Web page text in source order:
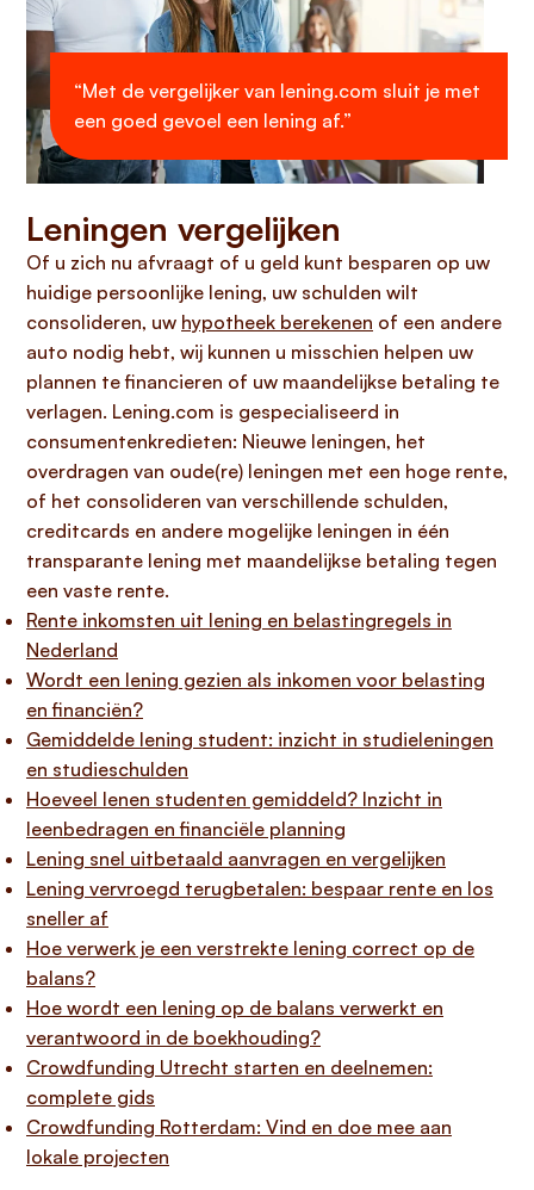
Leningen vergelijken
Of u zich nu afvraagt of u geld kunt besparen op uw
huidige persoonlijke lening, uw schulden wilt
consolideren, uw hypotheek berekenen of een andere
auto nodig hebt, wij kunnen u misschien helpen uw
plannen te financieren of uw maandelijkse betaling te
verlagen. Lening.com is gespecialiseerd in
consumentenkredieten: Nieuwe leningen, het
overdragen van oude(re) leningen met een hoge rente,
of het consolideren van verschillende schulden,
creditcards en andere mogelijke leningen in één
transparante lening met maandelijkse betaling tegen
een vaste rente.
Rente inkomsten uit lening en belastingregels in
Nederland
Wordt een lening gezien als inkomen voor belasting
en financiën?
Gemiddelde lening student: inzicht in studieleningen
en studieschulden
Hoeveel lenen studenten gemiddeld? Inzicht in
leenbedragen en financiële planning
Lening snel uitbetaald aanvragen en vergelijken
Lening vervroegd terugbetalen: bespaar rente en los
sneller af
Hoe verwerk je een verstrekte lening correct op de
balans?
Hoe wordt een lening op de balans verwerkt en
verantwoord in de boekhouding?
Crowdfunding Utrecht starten en deelnemen:
complete gids
Crowdfunding Rotterdam: Vind en doe mee aan
lokale projecten
“Met de vergelijker van lening.com sluit je met
een goed gevoel een lening af.”